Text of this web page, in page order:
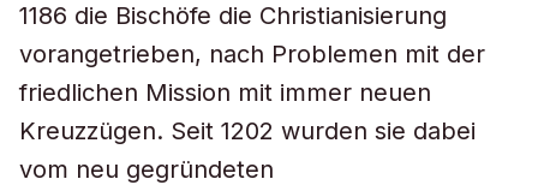
1186 die Bischöfe die Christianisierung
vorangetrieben, nach Problemen mit der
friedlichen Mission mit immer neuen
Kreuzzügen. Seit 1202 wurden sie dabei
vom neu gegründeten